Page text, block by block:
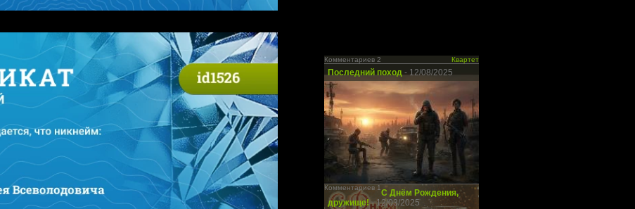
Комментариев 2 Квартет
Последний поход- 12/08/2025
Комментариев 1
С Днём Рождения,
дружище!- 12/03/2025